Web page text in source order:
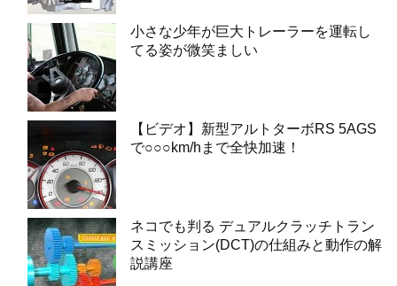
小さな少年が巨大トレーラーを運転し
てる姿が微笑ましい
【ビデオ】新型アルトターボRS 5AGS
で○○○km/hまで全快加速！
ネコでも判る デュアルクラッチトラン
スミッション(DCT)の仕組みと動作の解
説講座